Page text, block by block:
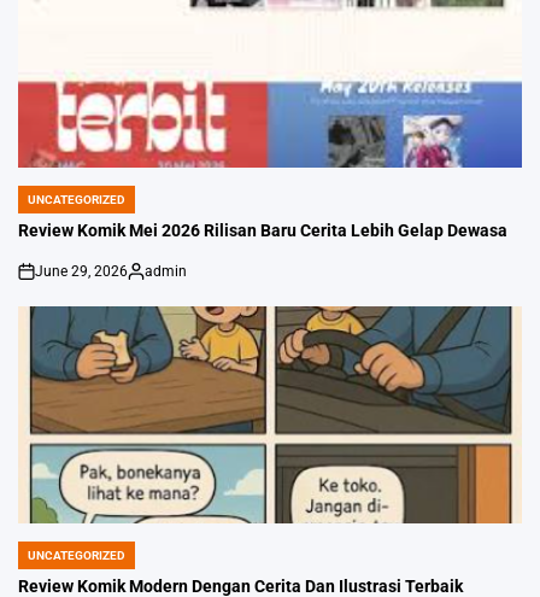
POSTED
IN
UNCATEGORIZED
Review Komik Mei 2026 Rilisan Baru Cerita Lebih Gelap Dewasa
on
June 29, 2026
Posted
admin
POSTED
IN
UNCATEGORIZED
Review Komik Modern Dengan Cerita Dan Ilustrasi Terbaik